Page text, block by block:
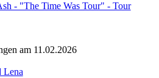
- "The Time Was Tour" - Tour
am 11.02.2026
Lena